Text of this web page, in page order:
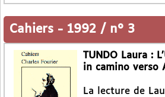
Cahiers - 1992 / n° 3
TUNDO Laura :
in camino verso
La lecture de